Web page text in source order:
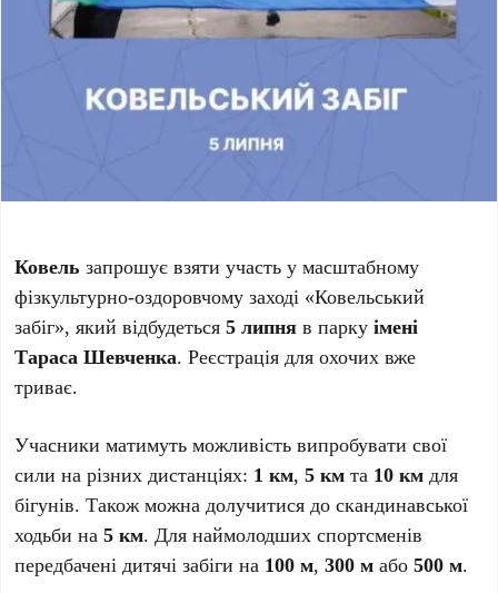
Ковель запрошує взяти участь у масштабному
фізкультурно-оздоровчому заході «Ковельський
забіг», який відбудеться5 липня в паркуімені
Тараса Шевченка. Реєстрація для охочих вже
триває.
Учасники матимуть можливість випробувати свої
сили на різних дистанціях: 1 км,5 км та 10 км для
бігунів. Також можна долучитися до скандинавської
ходьби на5 км. Для наймолодших спортсменів
передбачені дитячі забіги на 100 м,300 м або500 м.